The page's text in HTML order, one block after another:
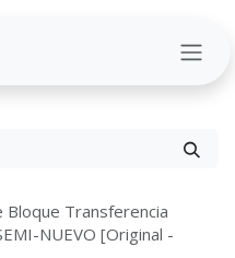
Bloque Transferencia
NUEVO [Original -